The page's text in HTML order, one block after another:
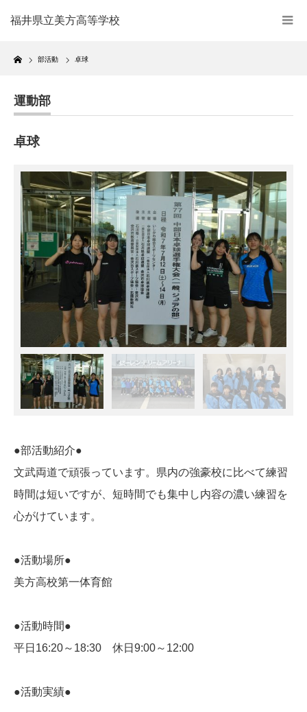
福井県立美方高等学校
Home
部活動 卓球
運動部
卓球
●部活動紹介●
文武両道で頑張っています。県内の強豪校に比べて練習
時間は短いですが、短時間でも集中し内容の濃い練習を
心がけています。
●活動場所●
美方高校第一体育館
●活動時間●
平日16:20～18:30 休日9:00～12:00
●活動実績●